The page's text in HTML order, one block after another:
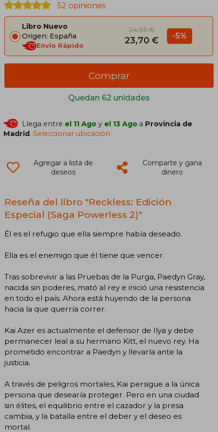
52 opiniones
Libro Nuevo
Origen: España
Envío Rápido
24,95 €
23,70 € -5%
Quedan 62 unidades
Comprar
Llega entre el 11 Ago y el 13 Ago a Provincia de
Madrid .Seleccionar ubicación
Agregar a lista de
deseos
Comparte y gana
dinero
Reseña del libro "Reckless: Edición
Especial (Saga Powerless 2)"
Él es el refugio que ella siempre había deseado.
Ella es el enemigo que él tiene que vencer.
Tras sobrevivir a las Pruebas de la Purga, Paedyn Gray,
nacida sin poderes, mató al rey e inició una resistencia
en todo el país. Ahora está huyendo de la persona
hacia la que querría correr.
Kai Azer es actualmente el defensor de Ilya y debe
permanecer leal a su hermano Kitt, el nuevo rey. Ha
prometido encontrar a Paedyn y llevarla ante la
justicia.
A través de peligros mortales, Kai persigue a la única
persona que desearía proteger. Pero en una ciudad
sin élites, el equilibrio entre el cazador y la presa
cambia, y la batalla entre el deber y el deseo es
mortal.